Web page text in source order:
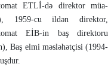
ETLİ-də direktor müa­
1959-cu ildən direktor,
EİB-in baş direktoru
Baş elmi məsləhətçisi (1994-